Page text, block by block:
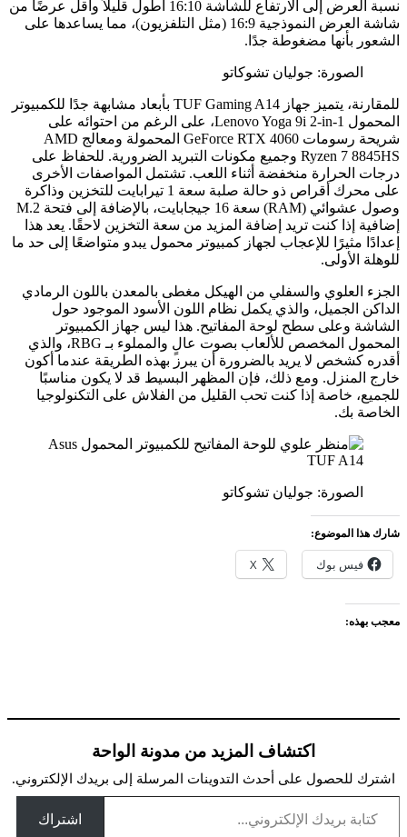
نسبة العرض إلى الارتفاع للشاشة 16:10 أطول قليلاً وأقل عرضًا من
شاشة العرض النموذجية 16:9 (مثل التلفزيون)، مما يساعدها على
الشعور بأنها مضغوطة جدًا.
الصورة: جوليان تشوكاتو
للمقارنة، يتميز جهاز TUF Gaming A14 بأبعاد مشابهة جدًا للكمبيوتر
المحمول Lenovo Yoga 9i 2-in-1، على الرغم من احتوائه على
شريحة رسومات GeForce RTX 4060 المحمولة ومعالج AMD
Ryzen 7 8845HS وجميع مكونات التبريد الضرورية. للحفاظ على
درجات الحرارة منخفضة أثناء اللعب. تشتمل المواصفات الأخرى
على محرك أقراص ذو حالة صلبة سعة 1 تيرابايت للتخزين وذاكرة
وصول عشوائي (RAM) سعة 16 جيجابايت، بالإضافة إلى فتحة M.2
إضافية إذا كنت تريد إضافة المزيد من سعة التخزين لاحقًا. يعد هذا
إعدادًا مثيرًا للإعجاب لجهاز كمبيوتر محمول يبدو متواضعًا إلى حد ما
للوهلة الأولى.
الجزء العلوي والسفلي من الهيكل مغطى بالمعدن باللون الرمادي
الداكن الجميل، والذي يكمل نظام اللون الأسود الموجود حول
الشاشة وعلى سطح لوحة المفاتيح. هذا ليس جهاز الكمبيوتر
المحمول المخصص للألعاب بصوت عالٍ والمملوء بـ RBG، والذي
أقدره كشخص لا يريد بالضرورة أن يبرز بهذه الطريقة عندما أكون
خارج المنزل. ومع ذلك، فإن المظهر البسيط قد لا يكون مناسبًا
للجميع، خاصة إذا كنت تحب القليل من الفلاش على التكنولوجيا
الخاصة بك.
الصورة: جوليان تشوكاتو
شارك هذا الموضوع:
فيس بوك X
معجب بهذه:
اكتشاف المزيد من مدونة الواحة
اشترك للحصول على أحدث التدوينات المرسلة إلى بريدك الإلكتروني.
كتابة بريدك الإلكتروني...
اشتراك